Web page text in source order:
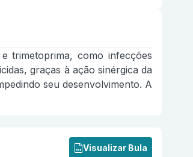
trimetoprima, como infecções
graças à ação sinérgica da
seu desenvolvimento. A
Visualizar Bula